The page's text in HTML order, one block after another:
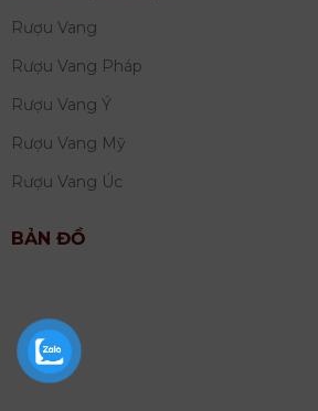
Rượu Vang
Rượu Vang Pháp
Rượu Vang Ý
Rượu Vang Mỹ
Rượu Vang Úc
BẢN ĐỒ